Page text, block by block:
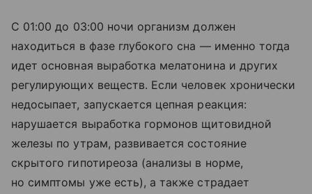
С 01:00 до 03:00 ночи организм должен
находиться в фазе глубокого сна — именно тогда
идет основная выработка мелатонина и других
регулирующих веществ. Если человек хронически
недосыпает, запускается цепная реакция:
нарушается выработка гормонов щитовидной
железы по утрам, развивается состояние
скрытого гипотиреоза (анализы в норме,
но симптомы уже есть), а также страдает